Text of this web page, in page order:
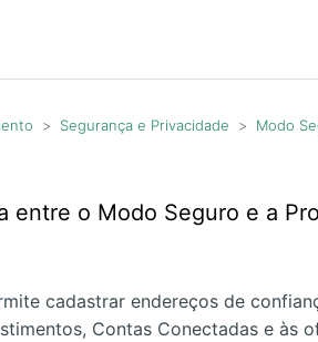
Segurança e Privacidade Modo
entre o Modo Seguro e a
cadastrar endereços de
Contas Conectadas e às